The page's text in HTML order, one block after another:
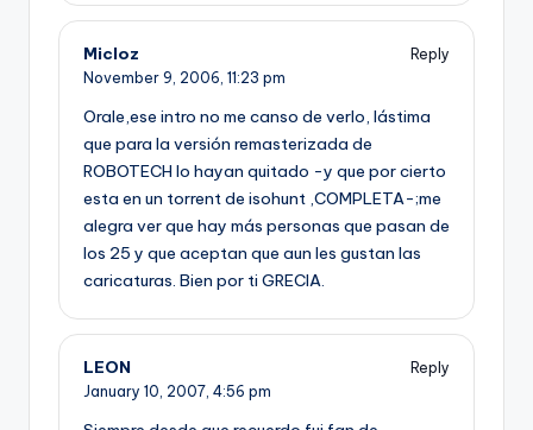
Micloz
Reply
November 9, 2006, 11:23 pm
Orale,ese intro no me canso de verlo, lástima
que para la versión remasterizada de
ROBOTECH lo hayan quitado -y que por cierto
esta en un torrent de isohunt ,COMPLETA-;me
alegra ver que hay más personas que pasan de
los 25 y que aceptan que aun les gustan las
caricaturas. Bien por ti GRECIA.
LEON
Reply
January 10, 2007, 4:56 pm